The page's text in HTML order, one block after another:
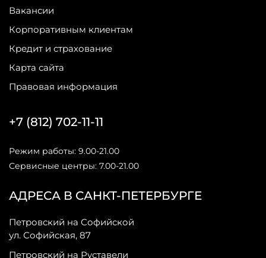
Вакансии
Корпоративным клиентам
Кредит и страхование
Карта сайта
Правовая информация
АДРЕСА В САНКТ-ПЕТЕРБУРГЕ
Петровский на Софийской
ул. Софийская, 87
Петровский на Руставели
+7 (812) 702-11-11
Режим работы: 9.00-21.00
Сервисные центры: 7.00-21.00